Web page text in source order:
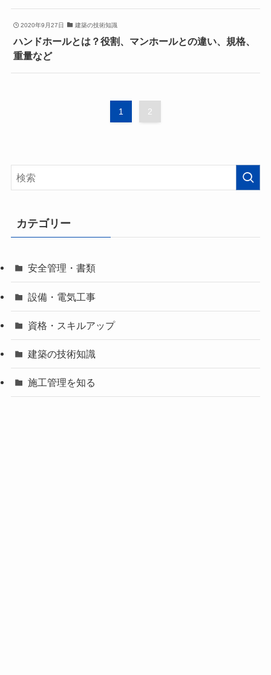
2020年9月27日 建築の技術知識
ハンドホールとは？役割、マンホールとの違い、規格、
重量など
1 2
カテゴリー
安全管理・書類
設備・電気工事
資格・スキルアップ
建築の技術知識
施工管理を知る